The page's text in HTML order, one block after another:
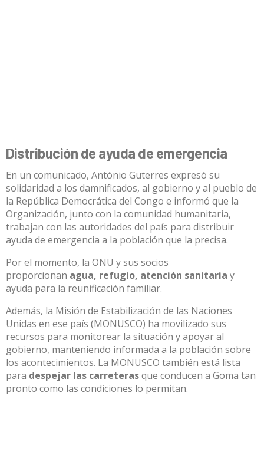
Distribución de ayuda de emergencia
En un comunicado, António Guterres expresó su
solidaridad a los damnificados, al gobierno y al pueblo de
la República Democrática del Congo e informó que la
Organización, junto con la comunidad humanitaria,
trabajan con las autoridades del país para distribuir
ayuda de emergencia a la población que la precisa.
Por el momento, la ONU y sus socios
proporcionan agua, refugio, atención sanitaria y
ayuda para la reunificación familiar.
Además, la Misión de Estabilización de las Naciones
Unidas en ese país (MONUSCO) ha movilizado sus
recursos para monitorear la situación y apoyar al
gobierno, manteniendo informada a la población sobre
los acontecimientos. La MONUSCO también está lista
para despejar las carreterasque conducen a Goma tan
pronto como las condiciones lo permitan.